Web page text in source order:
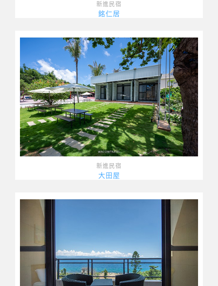
新進民宿
銘仁居
新進民宿
大田屋